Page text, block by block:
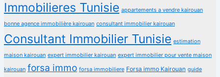
Immobilieres Tunisie appartements a vendre kairouan
bonne agence immobilière kairouan consultant immobilier kairouan
Consultant Immobilier Tunisie estimation
maison kairouan expert immobilier kairouan expert immobilier pour vente maison
kairouan forsa immo forsa immobiliere Forsa immo Kairouan guide